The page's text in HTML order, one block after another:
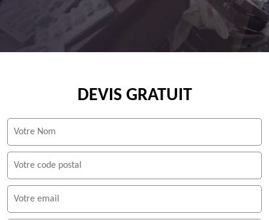
DEVIS GRATUIT